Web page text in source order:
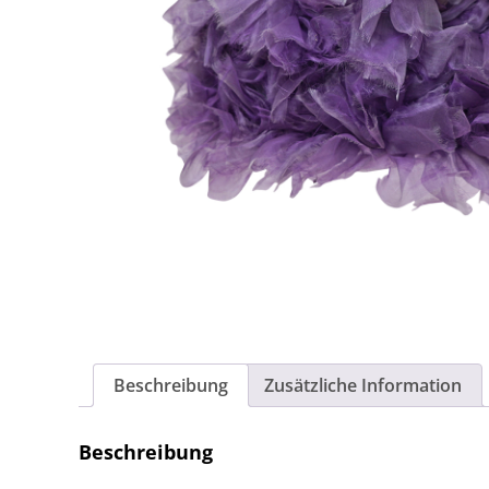
Beschreibung Zusätzliche Information
Beschreibung